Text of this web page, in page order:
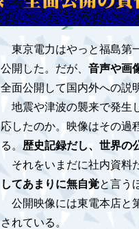
東京電力はやっと福島第
公開した。だが、 音声や画
全面公開して国内外への説
地震や津波の襲来で発生
応したのか。映像はその過
る。 歴史記録だし、世界の
それをいまだに社内資料
してあまりに無自覚と言う
公開映像には東電本店と
されている。